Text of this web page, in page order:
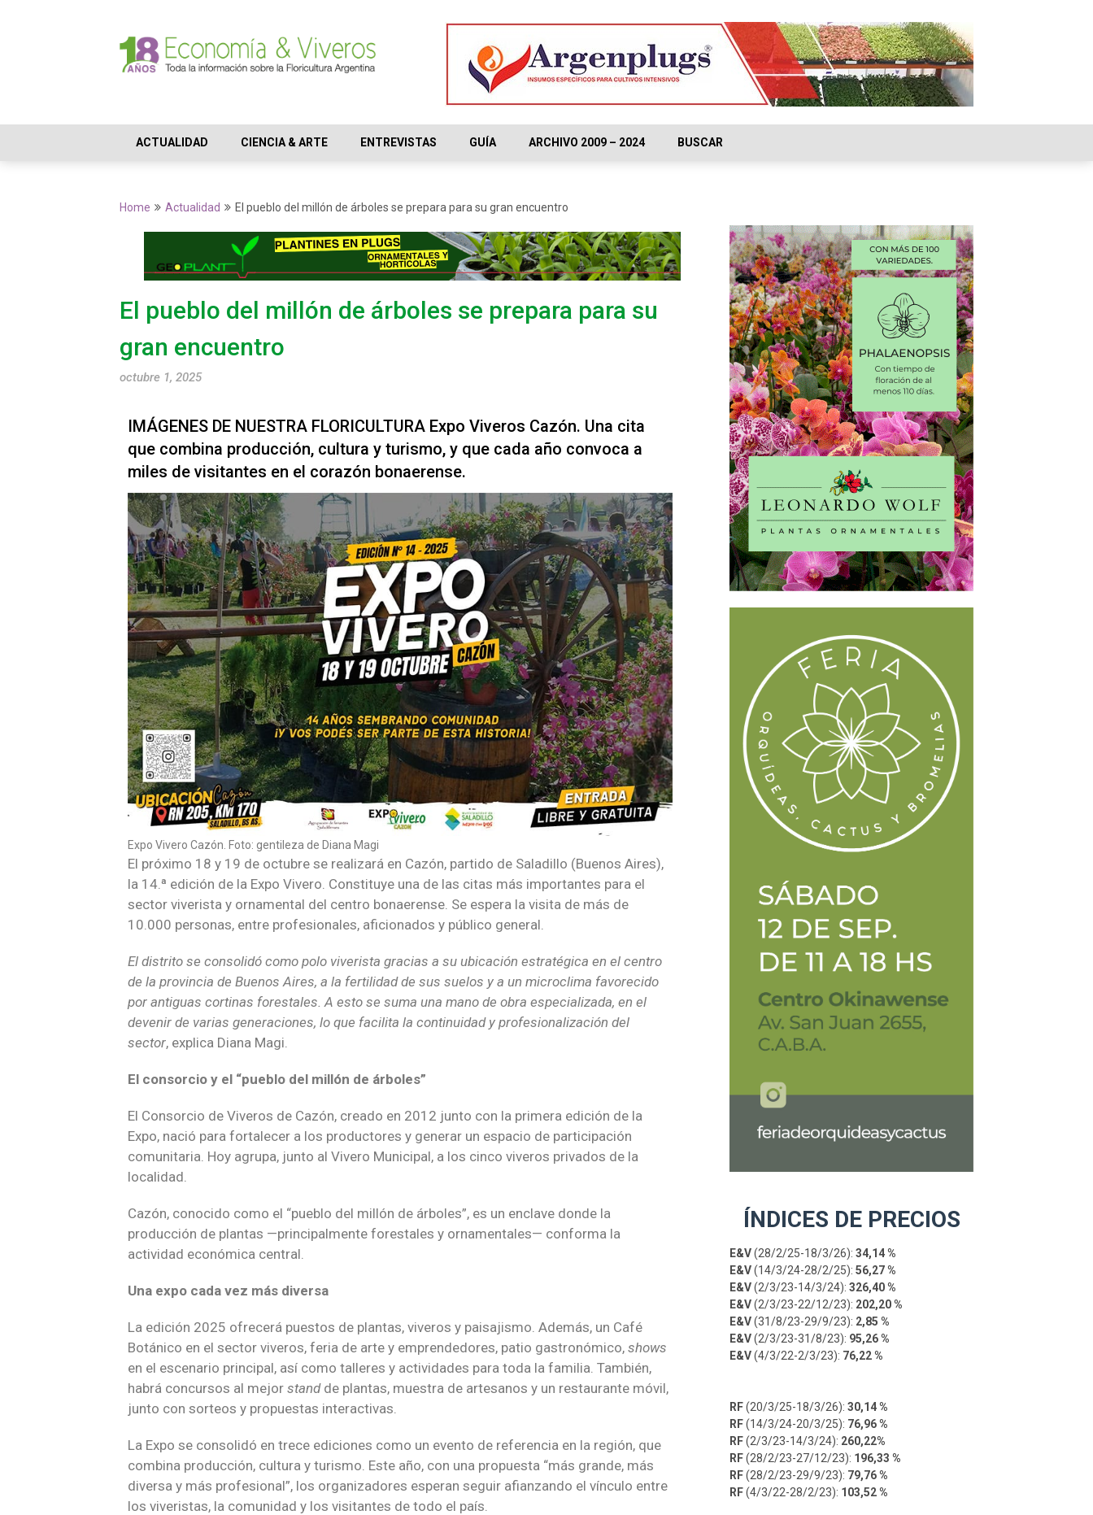
ACTUALIDAD CIENCIA & ARTE ENTREVISTAS GUÍA ARCHIVO 2009 – 2024 BUSCAR
Home Actualidad El pueblo del millón de árboles se prepara para su gran encuentro
El pueblo del millón de árboles se prepara para su
gran encuentro
octubre 1, 2025
IMÁGENES DE NUESTRA FLORICULTURA Expo Viveros Cazón. Una cita
que combina producción, cultura y turismo, y que cada año convoca a
miles de visitantes en el corazón bonaerense.
Expo Vivero Cazón. Foto: gentileza de Diana Magi
El próximo 18 y 19 de octubre se realizará en Cazón, partido de Saladillo (Buenos Aires),
la 14.ª edición de la Expo Vivero. Constituye una de las citas más importantes para el
sector viverista y ornamental del centro bonaerense. Se espera la visita de más de
10.000 personas, entre profesionales, aficionados y público general.
El distrito se consolidó como polo viverista gracias a su ubicación estratégica en el centro
de la provincia de Buenos Aires, a la fertilidad de sus suelos y a un microclima favorecido
por antiguas cortinas forestales. A esto se suma una mano de obra especializada, en el
devenir de varias generaciones, lo que facilita la continuidad y profesionalización del
sector, explica Diana Magi.
El consorcio y el “pueblo del millón de árboles”
El Consorcio de Viveros de Cazón, creado en 2012 junto con la primera edición de la
Expo, nació para fortalecer a los productores y generar un espacio de participación
comunitaria. Hoy agrupa, junto al Vivero Municipal, a los cinco viveros privados de la
localidad.
Cazón, conocido como el “pueblo del millón de árboles”, es un enclave donde la
producción de plantas —principalmente forestales y ornamentales— conforma la
actividad económica central.
Una expo cada vez más diversa
La edición 2025 ofrecerá puestos de plantas, viveros y paisajismo. Además, un Café
Botánico en el sector viveros, feria de arte y emprendedores, patio gastronómico, shows
en el escenario principal, así como talleres y actividades para toda la familia. También,
habrá concursos al mejor standde plantas, muestra de artesanos y un restaurante móvil,
junto con sorteos y propuestas interactivas.
La Expo se consolidó en trece ediciones como un evento de referencia en la región, que
combina producción, cultura y turismo. Este año, con una propuesta “más grande, más
diversa y más profesional”, los organizadores esperan seguir afianzando el vínculo entre
los viveristas, la comunidad y los visitantes de todo el país.
ÍNDICES DE PRECIOS
E&V(28/2/25-18/3/26): 34,14 %
E&V(14/3/24-28/2/25): 56,27 %
E&V(2/3/23-14/3/24): 326,40 %
E&V(2/3/23-22/12/23): 202,20 %
E&V(31/8/23-29/9/23): 2,85 %
E&V(2/3/23-31/8/23): 95,26 %
E&V(4/3/22-2/3/23): 76,22 %
RF(20/3/25-18/3/26): 30,14 %
RF(14/3/24-20/3/25): 76,96 %
RF(2/3/23-14/3/24): 260,22%
RF(28/2/23-27/12/23): 196,33 %
RF(28/2/23-29/9/23): 79,76 %
RF(4/3/22-28/2/23): 103,52 %